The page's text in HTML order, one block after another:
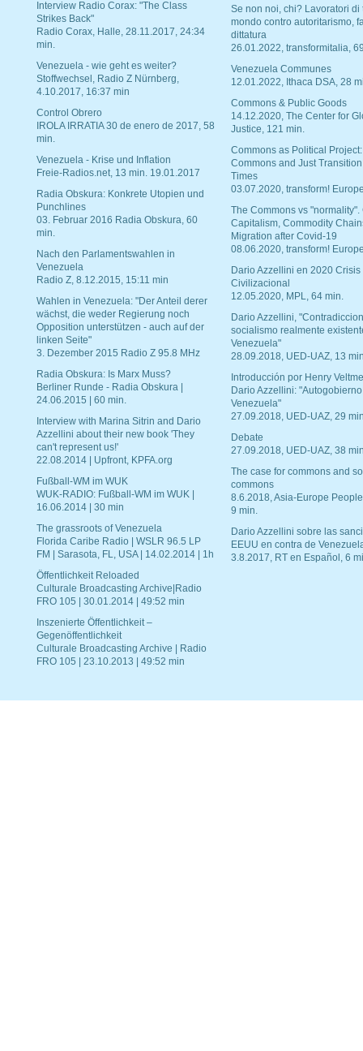
Interview Radio Corax: "The Class
Strikes Back"
Radio Corax, Halle, 28.11.2017, 24:34
min.
Venezuela - wie geht es weiter?
Stoffwechsel, Radio Z Nürnberg,
4.10.2017, 16:37 min
Control Obrero
IROLA IRRATIA 30 de enero de 2017, 58
min.
Venezuela - Krise und Inflation
Freie-Radios.net, 13 min. 19.01.2017
Radia Obskura: Konkrete Utopien und
Punchlines
03. Februar 2016 Radia Obskura, 60
min.
Nach den Parlamentswahlen in
Venezuela
Radio Z, 8.12.2015, 15:11 min
Wahlen in Venezuela: "Der Anteil derer
wächst, die weder Regierung noch
Opposition unterstützen - auch auf der
linken Seite"
3. Dezember 2015 Radio Z 95.8 MHz
Radia Obskura: Is Marx Muss?
Berliner Runde - Radia Obskura |
24.06.2015 | 60 min.
Interview with Marina Sitrin and Dario
Azzellini about their new book 'They
can't represent us!'
22.08.2014 | Upfront, KPFA.org
Fußball-WM im WUK
WUK-RADIO: Fußball-WM im WUK |
16.06.2014 | 30 min
The grassroots of Venezuela
Florida Caribe Radio | WSLR 96.5 LP
FM | Sarasota, FL, USA | 14.02.2014 | 1h
Öffentlichkeit Reloaded
Culturale Broadcasting Archive|Radio
FRO 105 | 30.01.2014 | 49:52 min
Inszenierte Öffentlichkeit –
Gegenöffentlichkeit
Culturale Broadcasting Archive | Radio
FRO 105 | 23.10.2013 | 49:52 min
Se non noi, chi? Lavoratori di
mondo contro autoritarismo,
dittatura
26.01.2022, transformitalia,
Venezuela Communes
12.01.2022, Ithaca DSA, 28
Commons & Public Goods
14.12.2020, The Center for
Justice, 121 min.
Commons as Political Project:
Commons and Just
Times
03.07.2020, transform!
The Commons vs "normality".
Capitalism, Commodity
Migration after Covid-19
08.06.2020, transform!
Dario Azzellini en 2020 Crisis
Civilizacional
12.05.2020, MPL, 64 min.
Dario Azzellini,
socialismo realmente
Venezuela"
28.09.2018, UED-UAZ, 13
Introducción por Henry
Dario Azzellini:
Venezuela"
27.09.2018, UED-UAZ, 29
Debate
27.09.2018, UED-UAZ, 38
The case for commons and
commons
8.6.2018, Asia-Europe
9 min.
Dario Azzellini sobre las
EEUU en contra de
3.8.2017, RT en Español, 6